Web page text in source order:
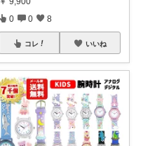
0 0 8
コレ いいね